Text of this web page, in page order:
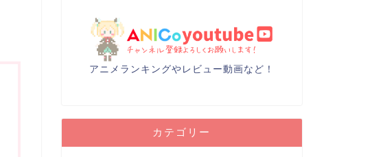
アニメランキングやレビュー動画など！
カテゴリー